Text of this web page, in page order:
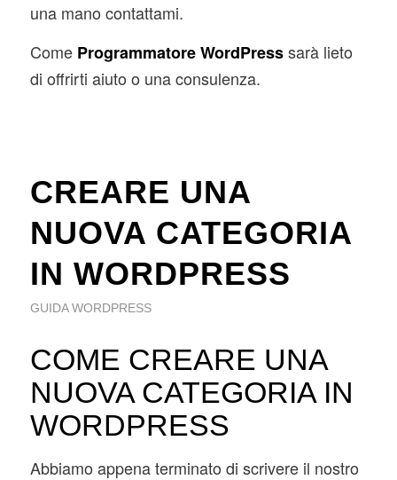
una mano contattami.
Come Programmatore WordPresssarà lieto
di offrirti aiuto o una consulenza.
CREARE UNA
NUOVA CATEGORIA
IN WORDPRESS
GUIDA WORDPRESS
COME CREARE UNA
NUOVA CATEGORIA IN
WORDPRESS
Abbiamo appena terminato di scrivere il nostro